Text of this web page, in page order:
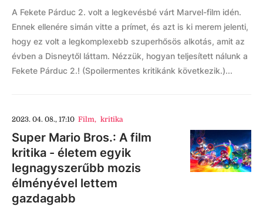
A Fekete Párduc 2. volt a legkevésbé várt Marvel-film idén.
Ennek ellenére simán vitte a prímet, és azt is ki merem jelenti,
hogy ez volt a legkomplexebb szuperhősös alkotás, amit az
évben a Disneytől láttam. Nézzük, hogyan teljesített nálunk a
Fekete Párduc 2.! (Spoilermentes kritikánk következik.)...
2023. 04. 08., 17:10 Film, kritika
Super Mario Bros.: A film
kritika - életem egyik
legnagyszerűbb mozis
élményével lettem
gazdagabb